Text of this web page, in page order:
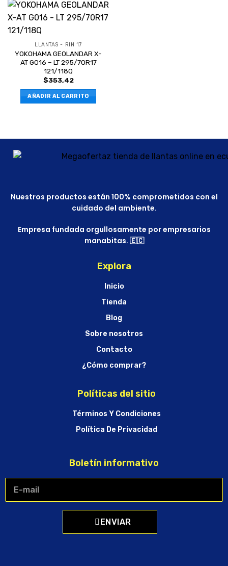
LLANTAS - RIN 17
YOKOHAMA GEOLANDAR X-
AT G016 – LT 295/70R17
121/118Q
$353,42
AÑADIR AL CARRITO
Nuestros productos están 100% comprometidos con el
cuidado del ambiente.
Empresa fundada orgullosamente por empresarios
manabitas. 🇪🇨
Explora
Inicio
Tienda
Blog
Sobre nosotros
Contacto
¿Cómo comprar?
Políticas del sitio
Términos Y Condiciones
Política De Privacidad
Boletín informativo
ENVIAR